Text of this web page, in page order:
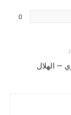
0
— الهلال